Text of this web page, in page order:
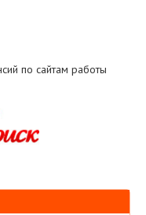
по сайтам работы